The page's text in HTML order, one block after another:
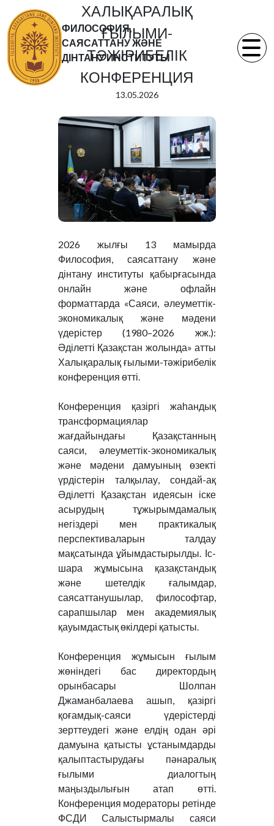
ФИЛОСОФИЯ,
САЯСАТТАНУ ЖӘНЕ
ДІНТАНУ ИНСТИТУТЫ
ХАЛЫҚАРАЛЫҚ
ҒЫЛЫМИ-
ТӘЖІРИБЕЛІК
КОНФЕРЕНЦИЯ
13.05.2026
2026 жылғы 13 мамырда
Философия, саясаттану және
дінтану институты қабырғасында
онлайн және офлайн
форматтарда «Саяси, әлеуметтік-
экономикалық және мәдени
үдерістер (1980–2026 жж.):
Әділетті Қазақстан жолында» атты
Халықаралық ғылыми-тәжірибелік
конференция өтті.
Конференция қазіргі жаһандық
трансформациялар
жағдайындағы Қазақстанның
саяси, әлеуметтік-экономикалық
және мәдени дамуының өзекті
үрдістерін талқылау, сондай-ақ
Әділетті Қазақстан идеясын іске
асырудың тұжырымдамалық
негіздері мен практикалық
перспективаларын талдау
мақсатында ұйымдастырылды. Іс-
шара жұмысына қазақстандық
және шетелдік ғалымдар,
саясаттанушылар, философтар,
сарапшылар мен академиялық
қауымдастық өкілдері қатысты.
Конференция жұмысын ғылым
жөніндегі бас директордың
орынбасары Шолпан
Джаманбалаева ашып, қазіргі
қоғамдық-саяси үдерістерді
зерттеудегі және елдің одан әрі
дамуына қатысты ұстанымдарды
қалыптастырудағы пәнаралық
ғылыми диалогтың
маңыздылығын атап өтті.
Конференция модераторы ретінде
ФСДИ Салыстырмалы саяси